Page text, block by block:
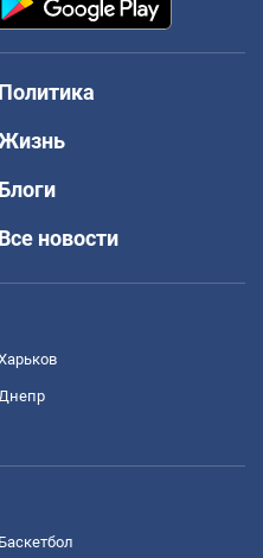
Политика
Блоги
Все новости
Баскетбол